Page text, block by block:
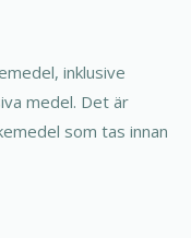
inklusive
medel. Det är
som tas innan